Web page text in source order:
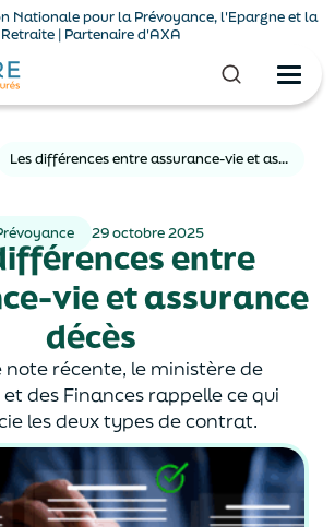
Nationale pour la Prévoyance, l'Epargne et la
Retraite | Partenaire d'AXA
Les différences entre assurance-vie et assurance décès
29 octobre 2025
entre
vie et assurance
décès
note récente, le ministère de
des Finances rappelle ce qui
les deux types de contrat.